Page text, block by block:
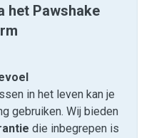
het Pawshake
in het leven kan je
gebruiken. Wij bieden
die inbegrepen is